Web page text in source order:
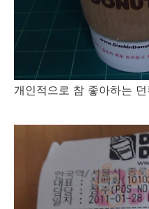
개인적으로 참 좋아하는